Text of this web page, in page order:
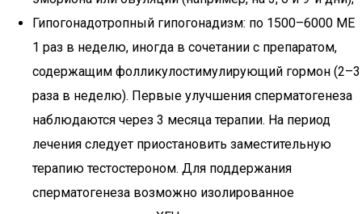
Гипогонадотропный гипогонадизм: по 1500–6000 МЕ
1 раз в неделю, иногда в сочетании с препаратом,
содержащим фолликулостимулирующий гормон (2–3
раза в неделю). Первые улучшения сперматогенеза
наблюдаются через 3 месяца терапии. На период
лечения следует приостановить заместительную
терапию тестостероном. Для поддержания
сперматогенеза возможно изолированное